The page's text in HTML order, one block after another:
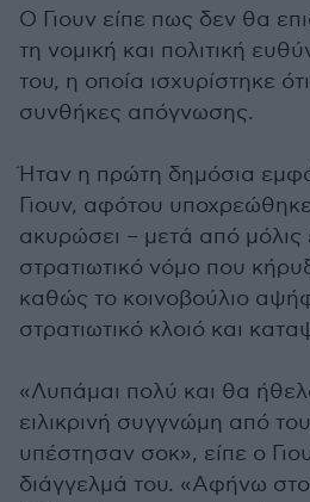
Ο Γιουν είπε πως δεν θα
τη νομική και πολιτική
του, η οποία ισχυρίστηκε
συνθήκες απόγνωσης.
Ήταν η πρώτη δημόσια
Γιουν, αφότου
ακυρώσει – μετά από μόλις
στρατιωτικό νόμο που
καθώς το κοινοβούλιο
στρατιωτικό κλοιό και
«Λυπάμαι πολύ και θα
ειλικρινή συγγνώμη από
υπέστησαν σοκ», είπε ο
διάγγελμά του. «Αφήνω